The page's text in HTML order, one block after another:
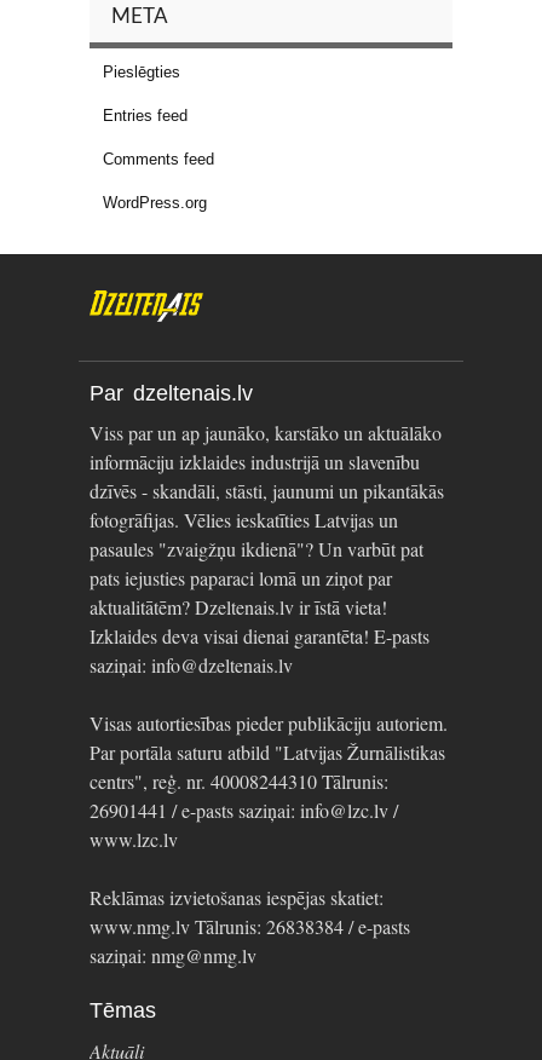
META
Pieslēgties
Entries feed
Comments feed
WordPress.org
Par dzeltenais.lv
Viss par un ap jaunāko, karstāko un aktuālāko
informāciju izklaides industrijā un slavenību
dzīvēs - skandāli, stāsti, jaunumi un pikantākās
fotogrāfijas. Vēlies ieskatīties Latvijas un
pasaules "zvaigžņu ikdienā"? Un varbūt pat
pats iejusties paparaci lomā un ziņot par
aktualitātēm? Dzeltenais.lv ir īstā vieta!
Izklaides deva visai dienai garantēta! E-pasts
saziņai: info@dzeltenais.lv
Visas autortiesības pieder publikāciju autoriem.
Par portāla saturu atbild "Latvijas Žurnālistikas
centrs", reģ. nr. 40008244310 Tālrunis:
26901441 / e-pasts saziņai: info@lzc.lv /
www.lzc.lv
Reklāmas izvietošanas iespējas skatiet:
www.nmg.lv Tālrunis: 26838384 / e-pasts
saziņai: nmg@nmg.lv
Tēmas
Aktuāli